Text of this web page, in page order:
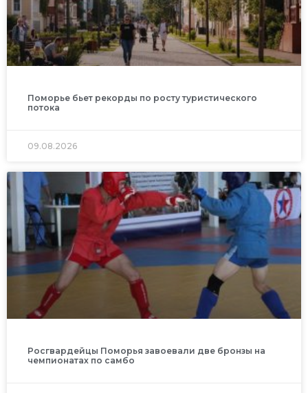
Поморье бьет рекорды по росту туристического
потока
09.08.2026
Росгвардейцы Поморья завоевали две бронзы на
чемпионатах по самбо